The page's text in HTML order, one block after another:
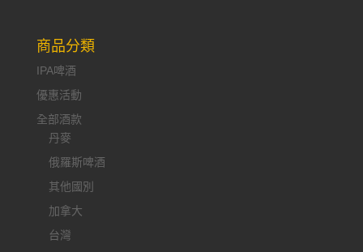
商品分類
IPA啤酒
優惠活動
全部酒款
丹麥
俄羅斯啤酒
其他國別
加拿大
台灣